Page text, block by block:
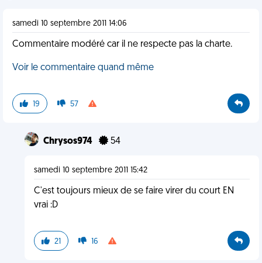
samedi 10 septembre 2011 14:06
Commentaire modéré car il ne respecte pas la charte.
Voir le commentaire quand même
19 57
Chrysos974 54
samedi 10 septembre 2011 15:42
C'est toujours mieux de se faire virer du court EN
vrai :D
21 16